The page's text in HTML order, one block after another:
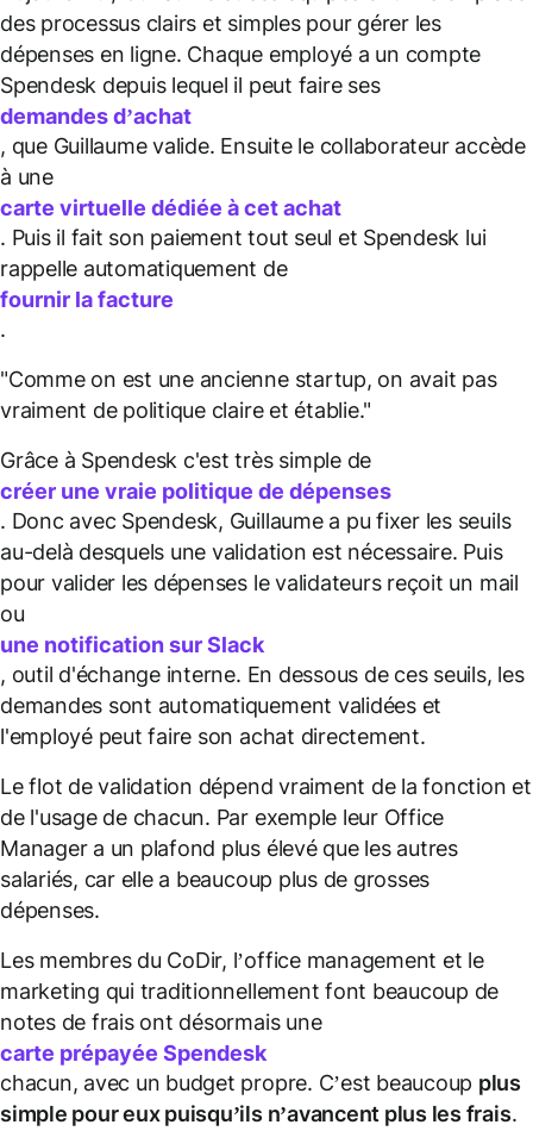
des processus clairs et simples pour gérer les
dépenses en ligne. Chaque employé a un compte
Spendesk depuis lequel il peut faire ses
demandes d’achat
, que Guillaume valide. Ensuite le collaborateur accède
à une
carte virtuelle dédiée à cet achat
. Puis il fait son paiement tout seul et Spendesk lui
rappelle automatiquement de
fournir la facture
.
"Comme on est une ancienne startup, on avait pas
vraiment de politique claire et établie."
Grâce à Spendesk c'est très simple de
créer une vraie politique de dépenses
. Donc avec Spendesk, Guillaume a pu fixer les seuils
au-delà desquels une validation est nécessaire. Puis
pour valider les dépenses le validateurs reçoit un mail
ou
une notification sur Slack
, outil d'échange interne. En dessous de ces seuils, les
demandes sont automatiquement validées et
l'employé peut faire son achat directement.
Le flot de validation dépend vraiment de la fonction et
de l'usage de chacun. Par exemple leur Office
Manager a un plafond plus élevé que les autres
salariés, car elle a beaucoup plus de grosses
dépenses.
Les membres du CoDir, l’office management et le
marketing qui traditionnellement font beaucoup de
notes de frais ont désormais une
carte prépayée Spendesk
chacun, avec un budget propre. C’est beaucoup plus
simple pour eux puisqu’ils n’avancent plus les frais.